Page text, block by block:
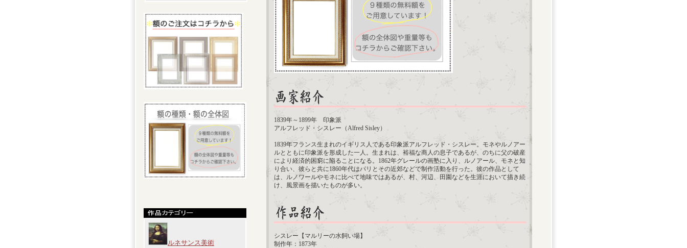
ルネサンス美術
1839年～1899年 印象派
アルフレッド・シスレー（Alfred Sisley）
1839年フランス生まれのイギリス人である印象派アルフレッド・シスレー。モネやルノアー
ルとともに印象派を形成した一人。生まれは、裕福な商人の息子であるが、のちに父の破産
により経済的困窮に陥ることになる。1862年グレールの画塾に入り、ルノアール、モネと知
り合い、彼らと共に1860年代はパリとその近郊などで制作活動を行った。彼の作品として
は、ルノワールやモネに比べて地味ではあるが、村、河辺、田園などを生涯において描き続
け、風景画を描いたものが多い。
シスレー【マルリーの水飼い場】
制作年：1873年